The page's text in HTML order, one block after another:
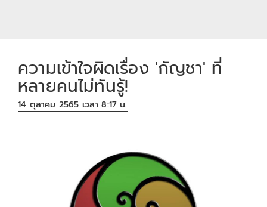
ความเข้าใจผิดเรื่อง 'กัญชา' ที่
หลายคนไม่ทันรู้!
14 ตุลาคม 2565 เวลา 8:17 น.